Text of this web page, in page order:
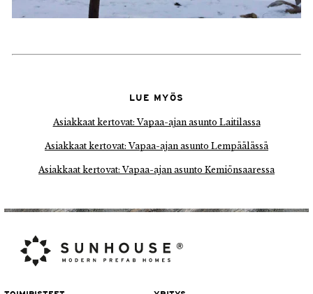
LUE MYÖS
Asiakkaat kertovat: Vapaa-ajan asunto Laitilassa
Asiakkaat kertovat: Vapaa-ajan asunto Lempäälässä
Asiakkaat kertovat: Vapaa-ajan asunto Kemiönsaaressa